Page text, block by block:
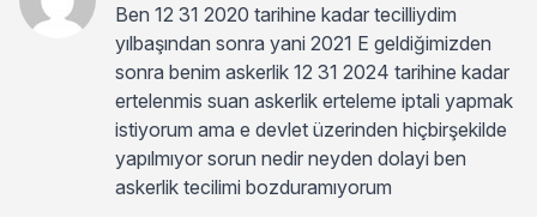
Ben 12 31 2020 tarihine kadar tecilliydim
yılbaşından sonra yani 2021 E geldiğimizden
sonra benim askerlik 12 31 2024 tarihine kadar
ertelenmis suan askerlik erteleme iptali yapmak
istiyorum ama e devlet üzerinden hiçbirşekilde
yapılmıyor sorun nedir neyden dolayi ben
askerlik tecilimi bozduramıyorum